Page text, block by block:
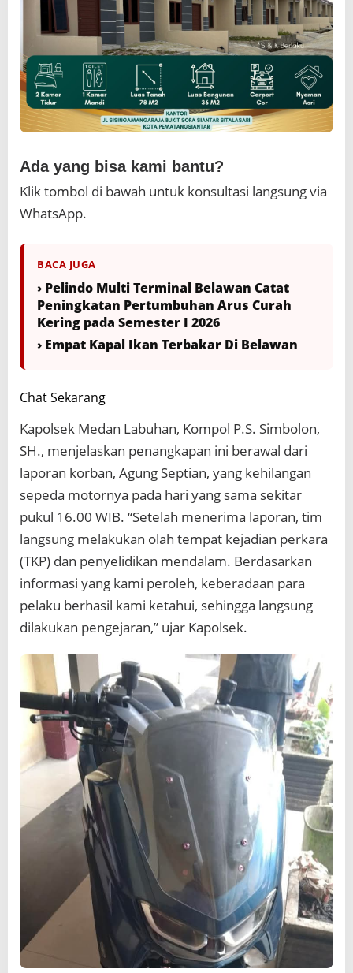
Ada yang bisa kami bantu?
Klik tombol di bawah untuk konsultasi langsung via
WhatsApp.
BACA JUGA
› Pelindo Multi Terminal Belawan Catat
Peningkatan Pertumbuhan Arus Curah
Kering pada Semester I 2026
› Empat Kapal Ikan Terbakar Di Belawan
Chat Sekarang
Kapolsek Medan Labuhan, Kompol P.S. Simbolon,
SH., menjelaskan penangkapan ini berawal dari
laporan korban, Agung Septian, yang kehilangan
sepeda motornya pada hari yang sama sekitar
pukul 16.00 WIB. “Setelah menerima laporan, tim
langsung melakukan olah tempat kejadian perkara
(TKP) dan penyelidikan mendalam. Berdasarkan
informasi yang kami peroleh, keberadaan para
pelaku berhasil kami ketahui, sehingga langsung
dilakukan pengejaran,” ujar Kapolsek.